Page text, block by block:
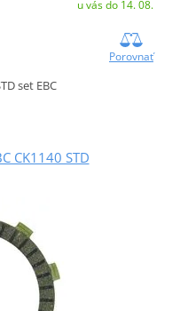
u vás do 14. 08.
Porovnať
set EBC
CK1140 STD